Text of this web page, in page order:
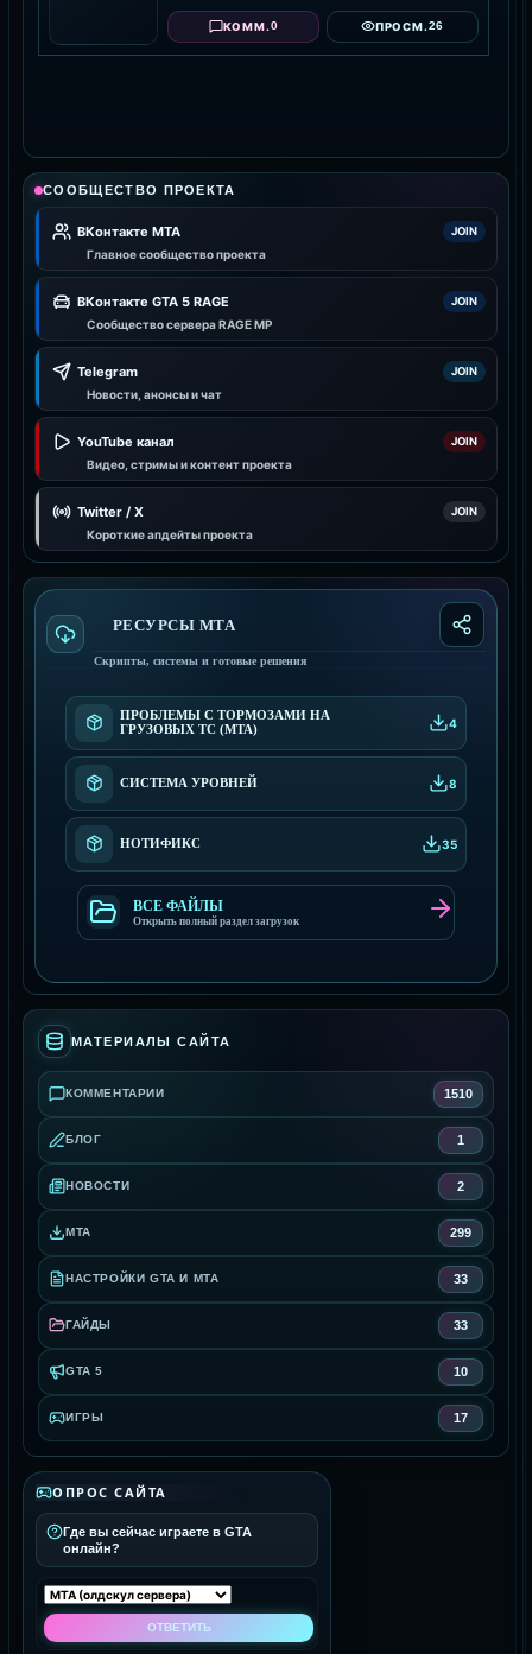
КОММ.0 ПРОСМ.26
СООБЩЕСТВО ПРОЕКТА
ВКонтакте MTA JOIN
Главное сообщество проекта
ВКонтакте GTA 5 RAGE JOIN
Сообщество сервера RAGE MP
Telegram JOIN
Новости, анонсы и чат
YouTube канал JOIN
Видео, стримы и контент проекта
Twitter / X JOIN
Короткие апдейты проекта
РЕСУРСЫ МТА
Скрипты, системы и готовые решения
ПРОБЛЕМЫ С ТОРМОЗАМИ НА
ГРУЗОВЫХ ТС (MTA)
4
СИСТEМА УРОВНЕЙ 8
НОТИФИКС 35
ВСЕ ФАЙЛЫ
Открыть полный раздел загрузок
МАТЕРИАЛЫ САЙТА
КОММЕНТАРИИ 1510
БЛОГ 1
НОВОСТИ 2
MTA 299
НАСТРОЙКИ GTA И MTA 33
ГАЙДЫ 33
GTA 5 10
ИГРЫ 17
ОПРОС САЙТА
Где вы сейчас играете в GTA
онлайн?